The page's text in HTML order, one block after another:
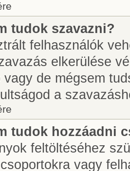
tudok szavazni?
felhasználók
elkerülése
vagy de mégsem
a
tudok hozzáadni
feltöltéséhez
vagy